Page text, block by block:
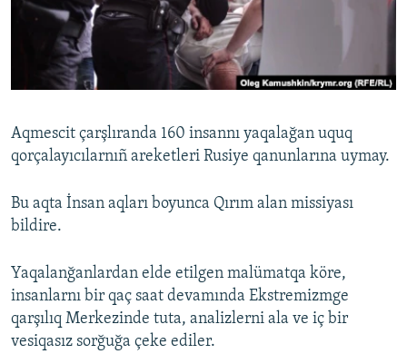
Русский
Українською
RFE/RS bütün saytları
Aqmescit çarşlıranda 160 insannı yaqalağan uquq
qorçalayıcılarnıñ areketleri Rusiye qanunlarına uymay.
Bu aqta İnsan aqları boyunca Qırım alan missiyası
bildire.
Yaqalanğanlardan elde etilgen malümatqa köre,
insanlarnı bir qaç saat devamında Ekstremizmge
qarşılıq Merkezinde tuta, analizlerni ala ve iç bir
vesiqasız sorğuğa çeke ediler.